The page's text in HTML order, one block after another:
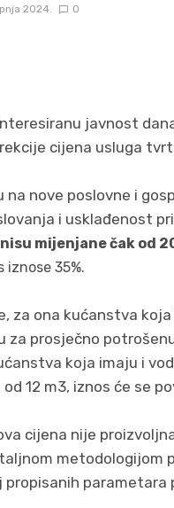
2024. 0
javnost
cijena usluga
na nove poslovne i
i usklađenost
mijenjane čak od
35%.
za ona kućanstva
za prosječno
koja imaju i
12 m3, iznos će se
cijena nije
metodologijom
parametara